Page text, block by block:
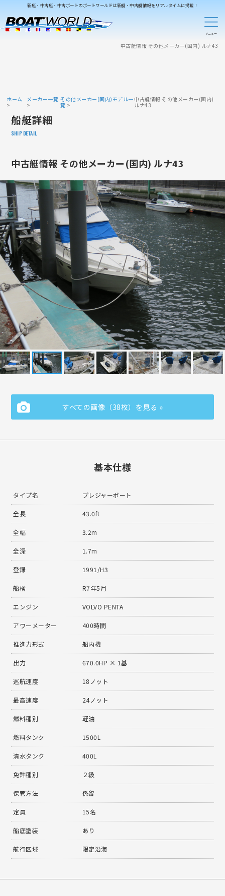
新艇・中古艇・中古ボートのボートワールドは新艇・中古艇情報をリアルタイムに掲載！
中古艇情報 その他メーカー(国内) ルナ43
ホーム メーカー一覧 その他メーカー(国内)モデル一
覧
中古艇情報 その他メーカー(国内)
ルナ43
船艇詳細
SHIP DETAIL
中古艇情報 その他メーカー(国内) ルナ43
すべての画像（38枚）を見る »
基本仕様
タイプ名 プレジャーボート
全長 43.0ft
全幅 3.2m
全深 1.7m
登録 1991/H3
船検 R7年5月
エンジン VOLVO PENTA
アワーメーター 400時間
推進力形式 船内機
出力 670.0HP × 1基
巡航速度 18ノット
最高速度 24ノット
燃料種別 軽油
燃料タンク 1500L
清水タンク 400L
免許種別 ２級
保管方法 係留
定員 15名
船底塗装 あり
航行区域 限定沿海